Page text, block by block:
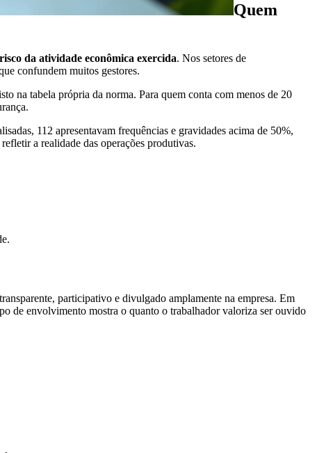
Quem
da atividade econômica exercida. Nos setores de
confundem muitos gestores.
na tabela própria da norma. Para quem conta com menos de 20
112 apresentavam frequências e gravidades acima de 50%,
a realidade das operações produtivas.
participativo e divulgado amplamente na empresa. Em
de envolvimento mostra o quanto o trabalhador valoriza ser ouvido